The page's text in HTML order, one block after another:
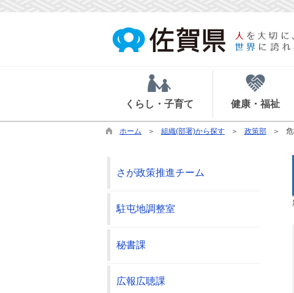
くらし・子育て 健康・福祉
ホーム 組織(部署)から探す 政策部
さが政策推進チーム
駐屯地調整室
秘書課
広報広聴課